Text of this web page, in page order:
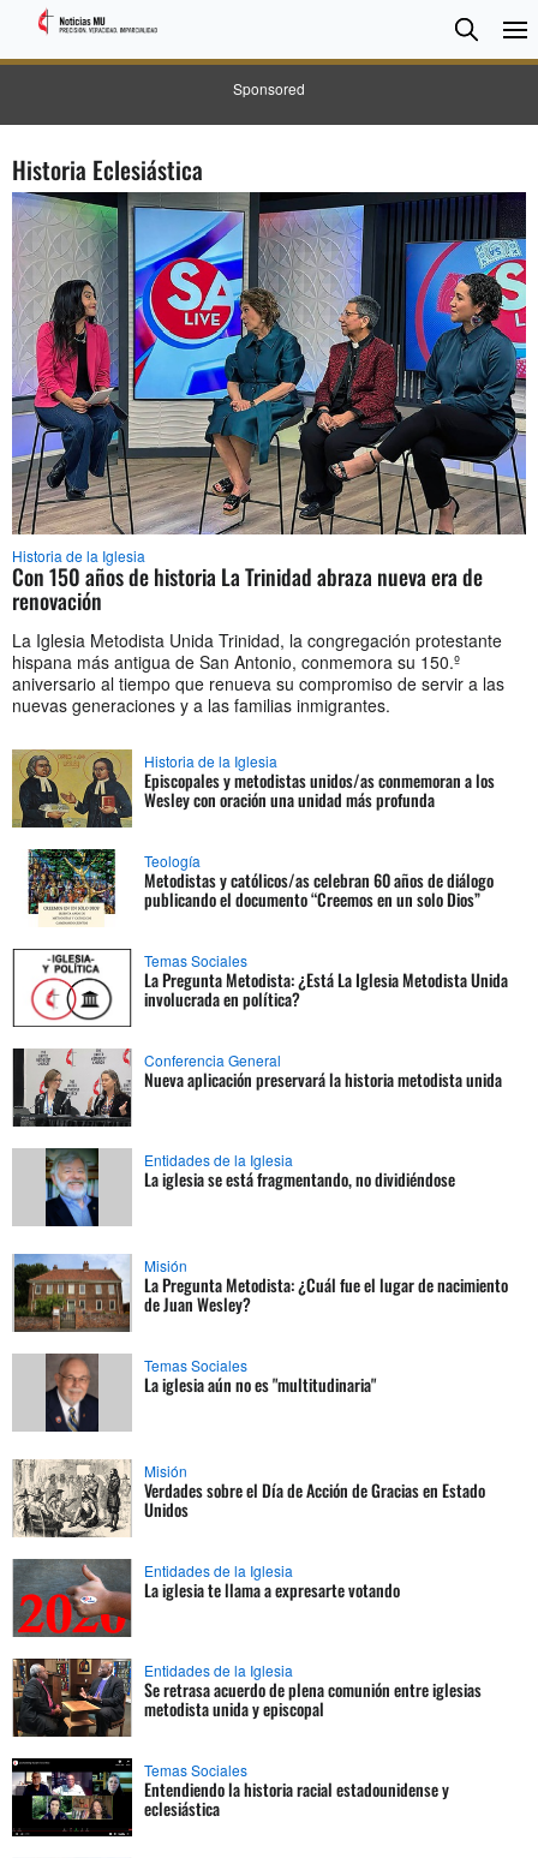
Sponsored
Search
Historia Eclesiástica
Historia de la Iglesia
Con 150 años de historia La Trinidad abraza nueva era de
renovación
La Iglesia Metodista Unida Trinidad, la congregación protestante
hispana más antigua de San Antonio, conmemora su 150.º
aniversario al tiempo que renueva su compromiso de servir a las
nuevas generaciones y a las familias inmigrantes.
Historia de la Iglesia
Episcopales y metodistas unidos/as conmemoran a los
Wesley con oración una unidad más profunda
Teología
Metodistas y católicos/as celebran 60 años de diálogo
publicando el documento “Creemos en un solo Dios”
Temas Sociales
La Pregunta Metodista: ¿Está La Iglesia Metodista Unida
involucrada en política?
Conferencia General
Nueva aplicación preservará la historia metodista unida
Entidades de la Iglesia
La iglesia se está fragmentando, no dividiéndose
Misión
La Pregunta Metodista: ¿Cuál fue el lugar de nacimiento
de Juan Wesley?
Temas Sociales
La iglesia aún no es "multitudinaria"
Misión
Verdades sobre el Día de Acción de Gracias en Estado
Unidos
Entidades de la Iglesia
La iglesia te llama a expresarte votando
Entidades de la Iglesia
Se retrasa acuerdo de plena comunión entre iglesias
metodista unida y episcopal
Temas Sociales
Entendiendo la historia racial estadounidense y
eclesiástica